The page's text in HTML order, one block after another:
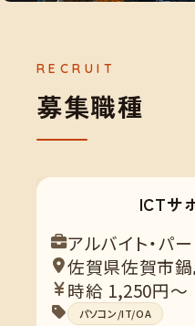
募集職種
ICTサ
アルバイト・パー
佐賀県佐賀市
時給 1,250円～
パソコン/IT/OA